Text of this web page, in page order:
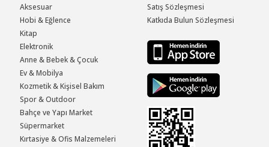
Aksesuar
Hobi & Eğlence
Kitap
Elektronik
Anne & Bebek & Çocuk
Ev & Mobilya
Kozmetik & Kişisel Bakım
Spor & Outdoor
Bahçe ve Yapı Market
Süpermarket
Kırtasiye & Ofis Malzemeleri
Satış Sözleşmesi
Katkıda Bulun Sözleşmesi